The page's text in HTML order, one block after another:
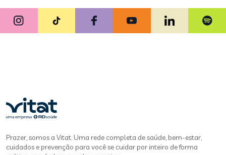
Prazer, somos a Vitat. Uma rede completa de saúde, bem-estar,
cuidados e prevenção para você se cuidar por inteiro de forma